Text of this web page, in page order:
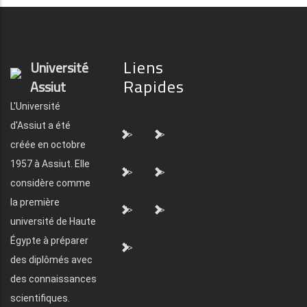
Université
Assiut
L'Université
d'Assiut a été
créée en octobre
1957 à Assiut. Elle
considère comme
la première
université de Haute
Égypte à préparer
des diplômés avec
des connaissances
scientifiques.
Liens
Rapides
"> ">
"> ">
"> ">
">